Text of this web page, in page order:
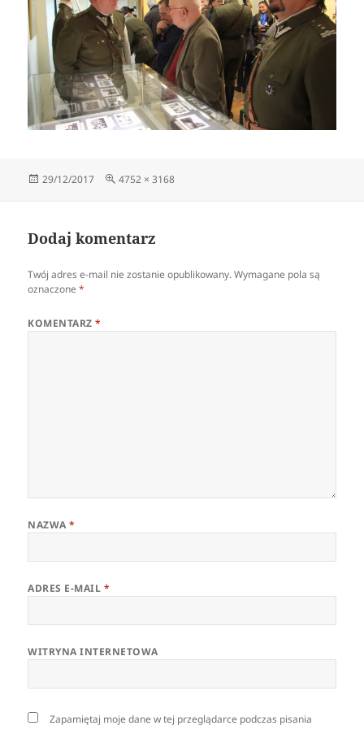
Data
29/12/2017
Pełny
4752 × 3168
Dodaj komentarz
Twój adres e-mail nie zostanie opublikowany. Wymagane pola są
oznaczone*
KOMENTARZ*
NAZWA*
ADRES E-MAIL *
WITRYNA INTERNETOWA
Zapamiętaj moje dane w tej przeglądarce podczas pisania